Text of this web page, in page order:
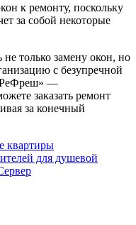
к ремонту, поскольку
за собой некоторые
только замену окон, но
с безупречной
—
заказать ремонт
за конечный
квартиры
для душевой